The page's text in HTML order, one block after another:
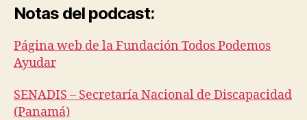
Notas del podcast:
Página web de la Fundación Todos Podemos
Ayudar
SENADIS – Secretaría Nacional de Discapacidad
(Panamá)